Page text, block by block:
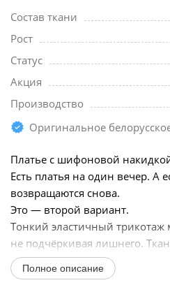
Состав ткани
Рост
Статус
Акция
Производство
Оригинальное
Платье с шифоновой
Есть платья на один вечер. А
возвращаются снова.
Это — второй вариант.
Тонкий эластичный трикотаж
не подчёркивая лишнего.
утяжеляет и остаётся
Поверх —...
Полное описание